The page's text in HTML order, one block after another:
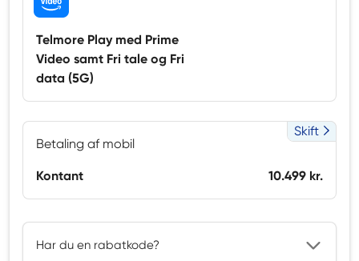
Telmore Play med Prime
Video samt Fri tale og Fri
data (5G)
Betaling af mobil
Skift
Kontant 10.499 kr.
Har du en rabatkode?